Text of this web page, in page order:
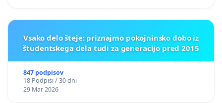
Vsako delo šteje: priznajmo pokojninsko dobo iz
študentskega dela tudi za generacijo pred 2015
847 podpisov
18 Podpisi / 30 dni
29 Mar 2026